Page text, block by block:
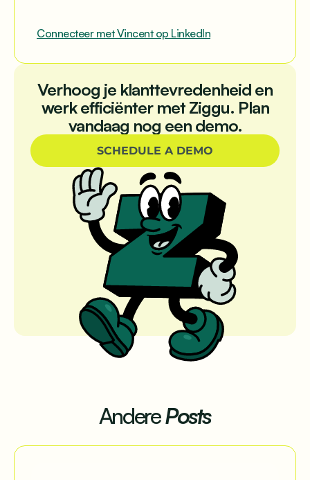
Connecteer met Vincent op LinkedIn
Verhoog je klanttevredenheid en
werk efficiënter met Ziggu. Plan
vandaag nog een demo.
SCHEDULE A DEMO
AnderePosts